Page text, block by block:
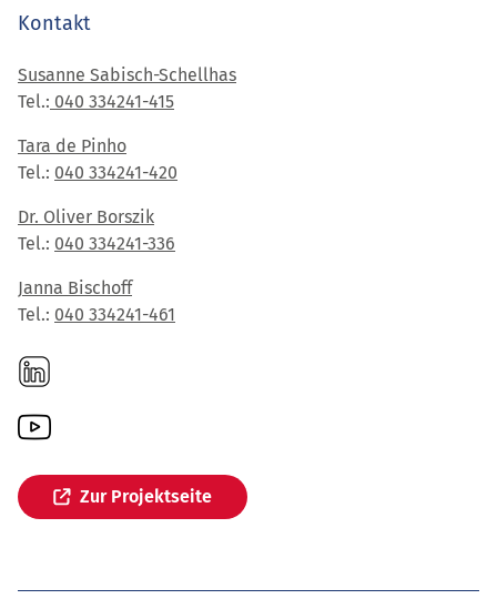
Kontakt
Susanne Sabisch-Schellhas
Tel.: 040 334241-415
Tara de Pinho
Tel.: 040 334241-420
Dr. Oliver Borszik
Tel.: 040 334241-336
Janna Bischoff
Tel.: 040 334241-461
Zur Projektseite